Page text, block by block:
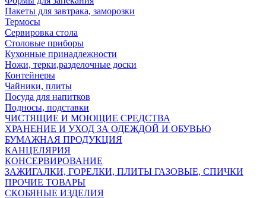
Пакеты для завтрака, заморозки
Термосы
Сервировка стола
Столовые приборы
Кухонные принадлежности
Ножи, терки,разделочные доски
Контейнеры
Чайники, плиты
Посуда для напитков
Подносы, подставки
ЧИСТЯЩИЕ И МОЮЩИЕ СРЕДСТВА
ХРАНЕНИЕ И УХОД ЗА ОДЕЖДОЙ И ОБУВЬЮ
БУМАЖНАЯ ПРОДУКЦИЯ
КАНЦЕЛЯРИЯ
КОНСЕРВИРОВАНИЕ
ЗАЖИГАЛКИ, ГОРЕЛКИ, ПЛИТЫ ГАЗОВЫЕ, СПИЧКИ
ПРОЧИЕ ТОВАРЫ
СКОБЯНЫЕ ИЗДЕЛИЯ